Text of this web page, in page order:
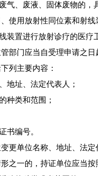
气、废液、固体废物的，
使用放射性同位素和射
装置进行放射诊疗的医疗
部门应当自受理申请之日
列主要内容：
地址、法定代表人；
种类和范围；
书编号。
更单位名称、地址、法
之一的，持证单位应当